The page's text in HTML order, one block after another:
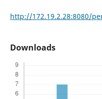
http://172.19.2.28:8080/
Downloads